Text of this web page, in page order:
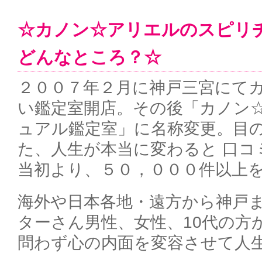
☆カノン☆アリエルのスピリ
どんなところ？☆
２００７年２月に神戸三宮に
い鑑定室開店。その後「カノ
ュアル鑑定室」に名称変更。目
た、人生が本当に変わると 口
当初より、５０，０００件以上
海外や日本各地・遠方から神戸
ターさん男性、女性、10代の方
問わず心の内面を変容させて人